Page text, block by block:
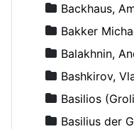
Backhaus,
Bakker
Balakhnin,
Bashkirov,
Basilios
Basilius der